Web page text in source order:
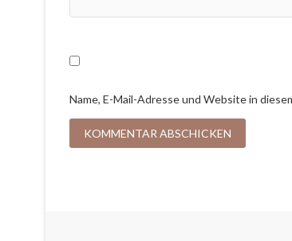
Name, E-Mail-Adresse und Website in